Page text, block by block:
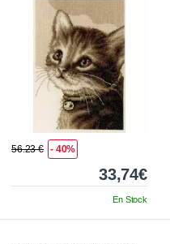
56.23 € - 40%
33,74€
En Stock